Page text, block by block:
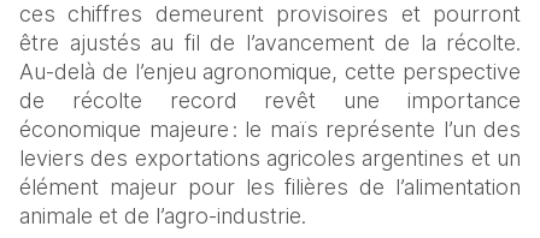
ces chiffres demeurent provisoires et pourront
être ajustés au fil de l’avancement de la récolte.
Au-delà de l’enjeu agronomique, cette perspective
de récolte record revêt une importance
économique majeure : le maïs représente l’un des
leviers des exportations agricoles argentines et un
élément majeur pour les filières de l’alimentation
animale et de l’agro-industrie.